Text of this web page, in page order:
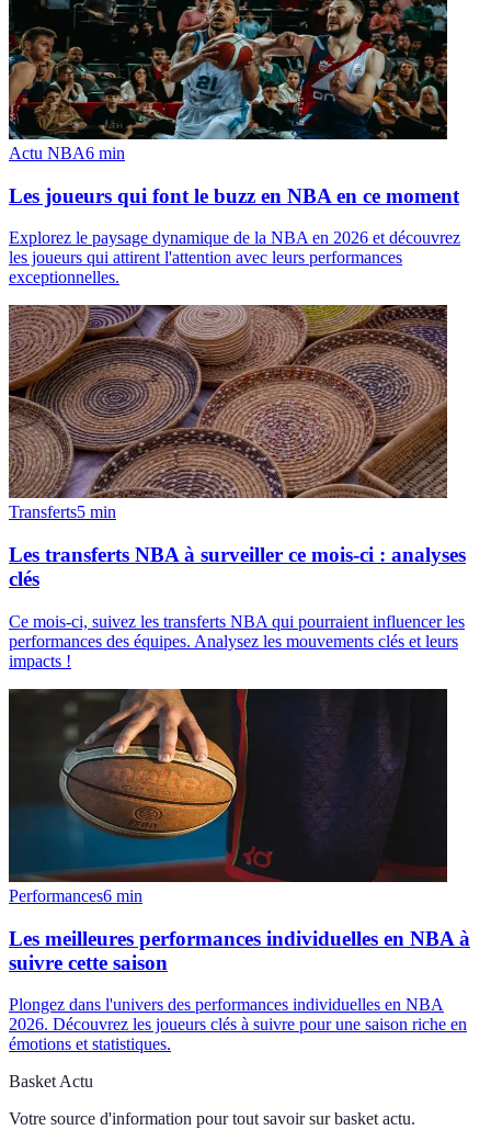
Actu NBA6 min
Les joueurs qui font le buzz en NBA en ce moment
Explorez le paysage dynamique de la NBA en 2026 et découvrez
les joueurs qui attirent l'attention avec leurs performances
exceptionnelles.
Transferts5 min
Les transferts NBA à surveiller ce mois-ci : analyses
clés
Ce mois-ci, suivez les transferts NBA qui pourraient influencer les
performances des équipes. Analysez les mouvements clés et leurs
impacts !
Performances6 min
Les meilleures performances individuelles en NBA à
suivre cette saison
Plongez dans l'univers des performances individuelles en NBA
2026. Découvrez les joueurs clés à suivre pour une saison riche en
émotions et statistiques.
Basket Actu
Votre source d'information pour tout savoir sur basket actu.